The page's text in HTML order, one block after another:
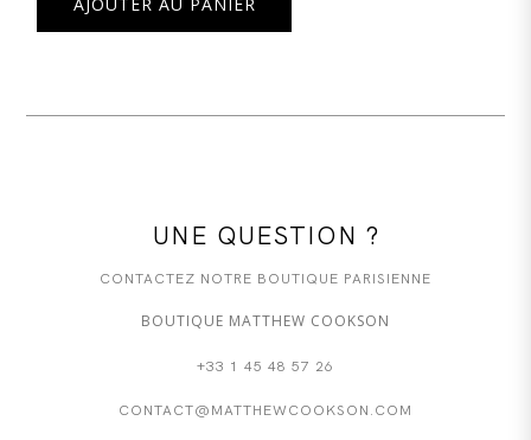
UNE QUESTION ?
CONTACTEZ NOTRE BOUTIQUE PARISIENNE
BOUTIQUE MATTHEW COOKSON
+33 1 45 48 57 26
CONTACT@MATTHEWCOOKSON.COM